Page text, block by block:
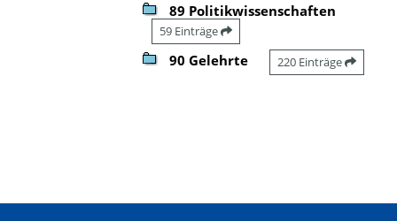
89 Politikwissenschaften
59 Einträge
90 Gelehrte 220 Einträge